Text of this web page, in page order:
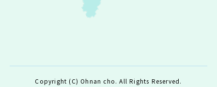
Copyright (C) Ohnan cho. All Rights Reserved.